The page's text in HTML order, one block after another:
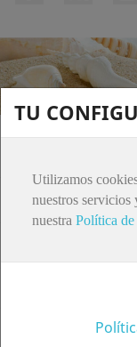
ATENCIÓN AL
TU
Utilizamos
nuestros servicios
nuestra Política
INFORMACIÓN
© 2026 - Software